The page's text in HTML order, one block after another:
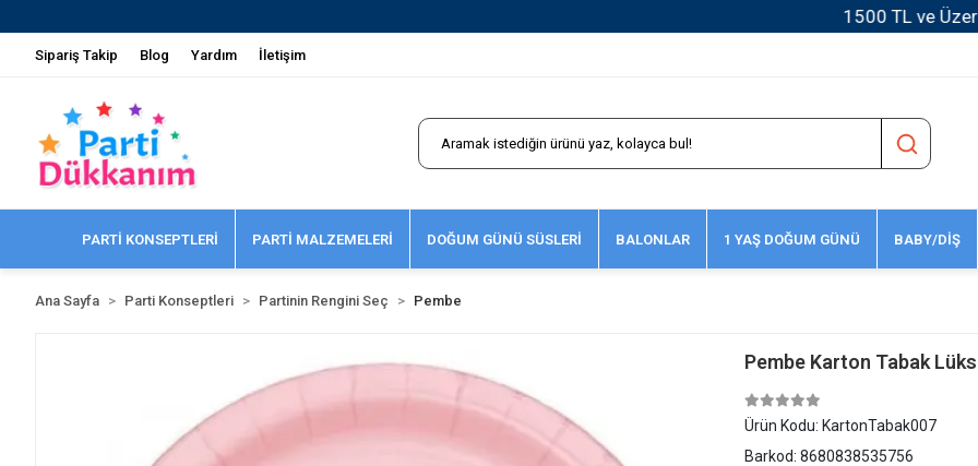
1500 TL ve Üzeri Kargo Ücretsiz!
Sipariş Takip Blog Yardım İletişim
PARTİ KONSEPTLERİ PARTİ MALZEMELERİ DOĞUM GÜNÜ SÜSLERİ BALONLAR 1 YAŞ DOĞUM GÜNÜ BABY/DİŞ
Ana Sayfa Parti Konseptleri Partinin Rengini Seç Pembe
Pembe Karton Tabak
Ürün Kodu: KartonTabak007
Barkod: 8680838535756